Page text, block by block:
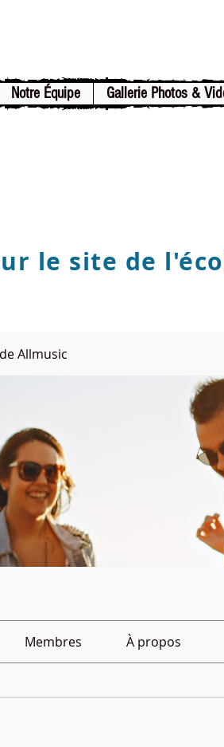
Notre Équipe Gallerie Photos &
le site de
Allmusic
Membres À propos